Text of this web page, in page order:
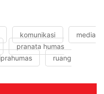
komunikasi
media
pranata humas
iprahumas
ruang